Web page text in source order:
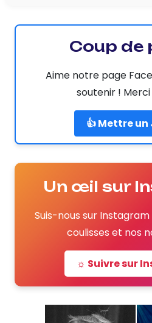
Coup de
Aime notre page
soutenir !
👍 Mettre un
Un œil sur
Suis-nous sur
coulisses et nos
☼ Suivre sur